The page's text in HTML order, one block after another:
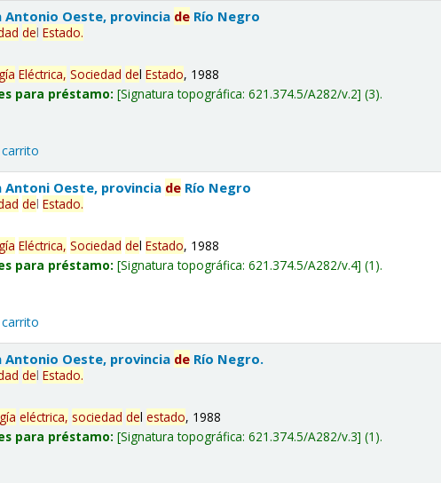
Oeste, provincia de Río Negro
delEstado.
Eléctrica, Sociedad delEstado, 1988
para préstamo: Signatura topográfica:621.374.5/A282/v.2 (3).
Oeste, provincia de Río Negro
delEstado.
Eléctrica, Sociedad delEstado, 1988
para préstamo: Signatura topográfica:621.374.5/A282/v.4 (1).
Oeste, provincia de Río Negro.
delEstado.
eléctrica, sociedad delestado, 1988
para préstamo: Signatura topográfica:621.374.5/A282/v.3 (1).